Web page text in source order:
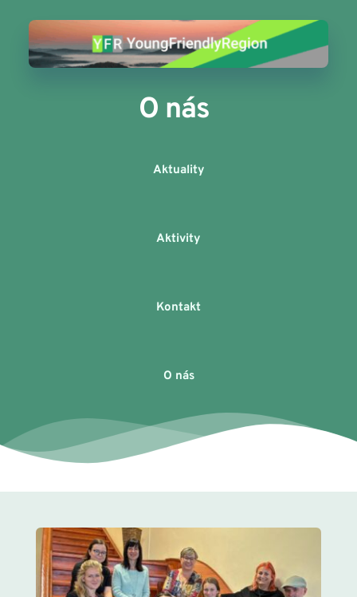
O nás
Aktuality
Aktivity
Kontakt
O nás